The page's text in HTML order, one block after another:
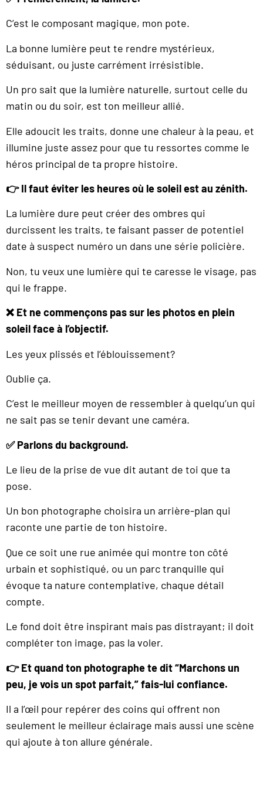
C’est le composant magique, mon pote.
La bonne lumière peut te rendre mystérieux,
séduisant, ou juste carrément irrésistible.
Un pro sait que la lumière naturelle, surtout celle du
matin ou du soir, est ton meilleur allié.
Elle adoucit les traits, donne une chaleur à la peau, et
illumine juste assez pour que tu ressortes comme le
héros principal de ta propre histoire.
👉 Il faut éviter les heures où le soleil est au zénith.
La lumière dure peut créer des ombres qui
durcissent les traits, te faisant passer de potentiel
date à suspect numéro un dans une série policière.
Non, tu veux une lumière qui te caresse le visage, pas
qui le frappe.
❌ Et ne commençons pas sur les photos en plein
soleil face à l’objectif.
Les yeux plissés et l’éblouissement?
Oublie ça.
C’est le meilleur moyen de ressembler à quelqu’un qui
ne sait pas se tenir devant une caméra.
✅ Parlons du background.
Le lieu de la prise de vue dit autant de toi que ta
pose.
Un bon photographe choisira un arrière-plan qui
raconte une partie de ton histoire.
Que ce soit une rue animée qui montre ton côté
urbain et sophistiqué, ou un parc tranquille qui
évoque ta nature contemplative, chaque détail
compte.
Le fond doit être inspirant mais pas distrayant; il doit
compléter ton image, pas la voler.
👉 Et quand ton photographe te dit “Marchons un
peu, je vois un spot parfait,” fais-lui confiance.
Il a l’œil pour repérer des coins qui offrent non
seulement le meilleur éclairage mais aussi une scène
qui ajoute à ton allure générale.